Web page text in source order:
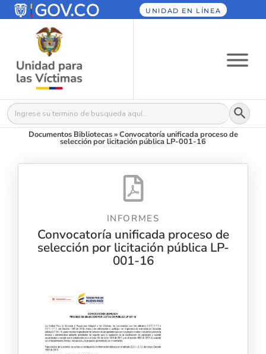
UNIDAD EN LÍNEA
Buscar: Botón
Documentos Bibliotecas»Convocatoría unificada proceso de
selección por licitación pública LP-001-16
INFORMES
Convocatoría unificada proceso de
selección por licitación pública LP-
001-16